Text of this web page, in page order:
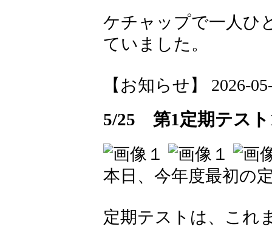
ケチャップで一人ひ
ていました。
【お知らせ】 2026-
5/25 第1定期テスト
本日、今年度最初の
定期テストは、これ